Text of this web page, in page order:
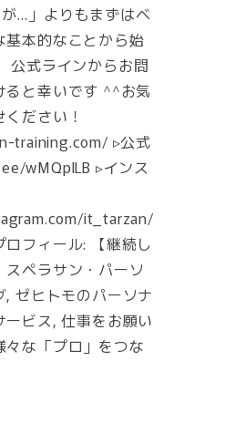
…」よりもまずはベ
基本的なことから始
公式ラインからお問
ると幸いです ^^お気
ださい！
training.com/ ▹公式
wMQpILB ▹インス
it_tarzan/
フィール: 【継続し
ペラサン・パーソ
ゼヒトモのパーソナ
ビス, 仕事をお願い
々な「プロ」をつな